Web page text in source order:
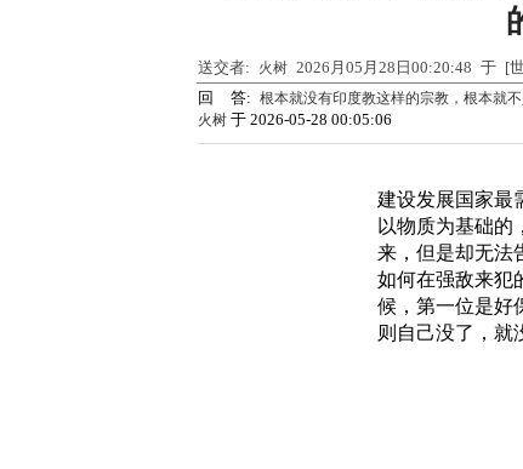
送交者: 火树 2026月05月28日00:20:48 于 [
回 答: 根本就没有印度教这样的宗教，根本就
火树 于 2026-05-28 00:05:06
建设发展国家最
以物质为基础的
来，但是却无法
如何在强敌来犯
候，第一位是好
则自己没了，就